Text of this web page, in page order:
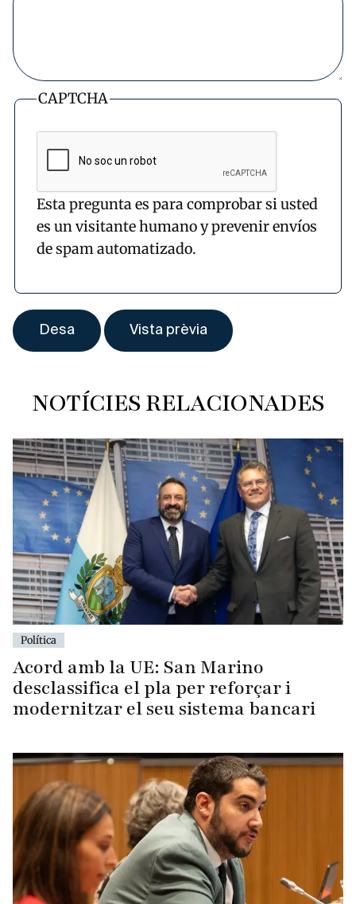
CAPTCHA
Esta pregunta es para comprobar si usted
es un visitante humano y prevenir envíos
de spam automatizado.
NOTÍCIES RELACIONADES
Política
Acord amb la UE: San Marino
desclassifica el pla per reforçar i
modernitzar el seu sistema bancari